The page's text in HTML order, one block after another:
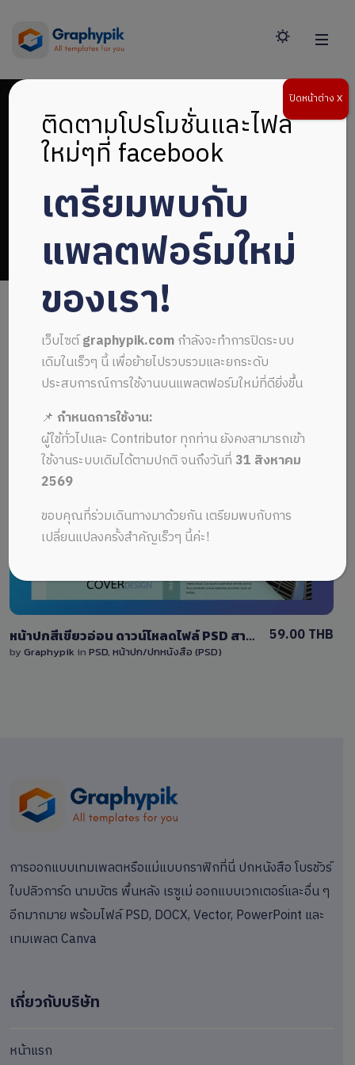
psd template
ALL MUSIC FROM psd template
1 Sale
หน้าปกสีเขียวอ่อน ดาวน์โหลดไฟล์ PSD สามารถแก้ไขได้ทุกส่วน ด้วย Photoshop, Affinity Photo / Download soft green book cover PSD
by Graphypik in PSD, หน้าปก/ปกหนังสือ (PSD)
59.00 THB
การออกแบบเทมเพลตหรือแม่แบบกราฟิกที่นี่ ปกหนังสือ โบรชัวร์
ใบปลิวการ์ด นามบัตร พื้นหลัง เรซูเม่ ออกแบบเวกเตอร์และอื่น ๆ
อีกมากมาย พร้อมไฟล์ PSD, DOCX, Vector, PowerPoint และ
เทมเพลต Canva
เกี่ยวกับบริษัท
หน้าแรก
ติดตามโปรโมชั่นและไฟล์
ใหม่ๆที่ facebook
เตรียมพบกับ
แพลตฟอร์มใหม่
ของเรา!
เว็บไซต์graphypik.comกำลังจะทำการปิดระบบ
เดิมในเร็วๆ นี้ เพื่อย้ายไปรวบรวมและยกระดับ
ประสบการณ์การใช้งานบนแพลตฟอร์มใหม่ที่ดียิ่งขึ้น
📌กำหนดการใช้งาน:
ผู้ใช้ทั่วไปและ Contributor ทุกท่าน ยังคงสามารถเข้า
ใช้งานระบบเดิมได้ตามปกติ จนถึงวันที่ 31 สิงหาคม
2569
ขอบคุณที่ร่วมเดินทางมาด้วยกัน เตรียมพบกับการ
เปลี่ยนแปลงครั้งสำคัญเร็วๆ นี้ค่ะ!
ปิดหน้าต่าง X